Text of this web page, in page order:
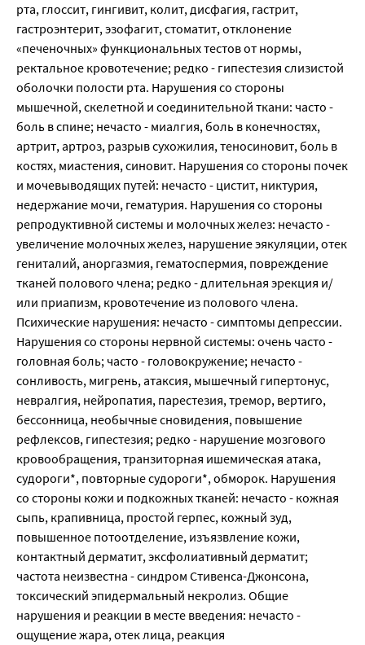
рта, глоссит, гингивит, колит, дисфагия, гастрит,
гастроэнтерит, эзофагит, стоматит, отклонение
«печеночных» функциональных тестов от нормы,
ректальное кровотечение; редко - гипестезия слизистой
оболочки полости рта. Нарушения со стороны
мышечной, скелетной и соединительной ткани: часто -
боль в спине; нечасто - миалгия, боль в конечностях,
артрит, артроз, разрыв сухожилия, теносиновит, боль в
костях, миастения, синовит. Нарушения со стороны почек
и мочевыводящих путей: нечасто - цистит, никтурия,
недержание мочи, гематурия. Нарушения со стороны
репродуктивной системы и молочных желез: нечасто -
увеличение молочных желез, нарушение эякуляции, отек
гениталий, аноргазмия, гематоспермия, повреждение
тканей полового члена; редко - длительная эрекция и/
или приапизм, кровотечение из полового члена.
Психические нарушения: нечасто - симптомы депрессии.
Нарушения со стороны нервной системы: очень часто -
головная боль; часто - головокружение; нечасто -
сонливость, мигрень, атаксия, мышечный гипертонус,
невралгия, нейропатия, парестезия, тремор, вертиго,
бессонница, необычные сновидения, повышение
рефлексов, гипестезия; редко - нарушение мозгового
кровообращения, транзиторная ишемическая атака,
судороги*, повторные судороги*, обморок. Нарушения
со стороны кожи и подкожных тканей: нечасто - кожная
сыпь, крапивница, простой герпес, кожный зуд,
повышенное потоотделение, изъязвление кожи,
контактный дерматит, эксфолиативный дерматит;
частота неизвестна - синдром Стивенса-Джонсона,
токсический эпидермальный некролиз. Общие
нарушения и реакции в месте введения: нечасто -
ощущение жара, отек лица, реакция